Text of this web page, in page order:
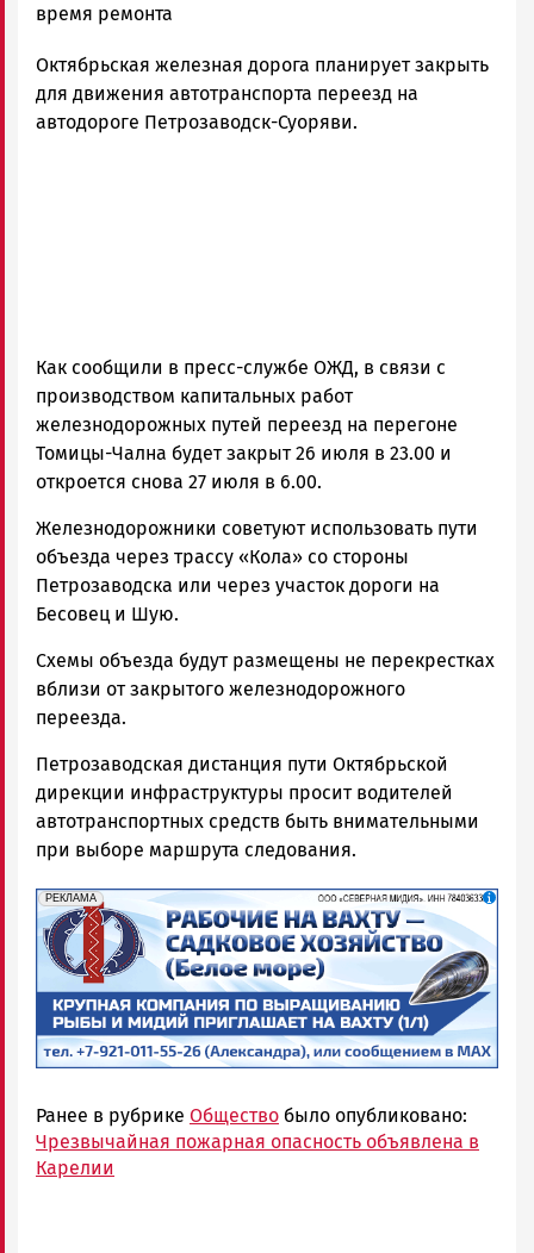
Новости
и
Карелии
|
время ремонта
Октябрьская железная дорога планирует закрыть
для движения автотранспорта переезд на
автодороге Петрозаводск-Суоряви.
Как сообщили в пресс-службе ОЖД, в связи с
производством капитальных работ
железнодорожных путей переезд на перегоне
Томицы-Чална будет закрыт 26 июля в 23.00 и
откроется снова 27 июля в 6.00.
Железнодорожники советуют использовать пути
объезда через трассу «Кола» со стороны
Петрозаводска или через участок дороги на
Бесовец и Шую.
Схемы объезда будут размещены не перекрестках
вблизи от закрытого железнодорожного
переезда.
Петрозаводская дистанция пути Октябрьской
дирекции инфраструктуры просит водителей
автотранспортных средств быть внимательными
при выборе маршрута следования.
erid: 2SDnjf467GP
РЕКЛАМА
Реклама
Ранее в рубрике Общество было опубликовано:
Чрезвычайная пожарная опасность объявлена в
Карелии